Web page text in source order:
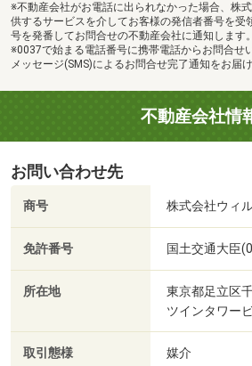
※不動産会社がお電話に出られなかった場合、株
供するサービスを介してお客様の発信者番号を受
号を発番してお問合せの不動産会社に通知します。
※0037で始まる電話番号に携帯電話からお問合せ
メッセージ(SMS)によるお問合せ完了通知をお届
不動産会社情
お問い合わせ先
商号 株式会社ウィ
免許番号 国土交通大臣
所在地
東京都足立区
ツインタワー
取引態様 媒介